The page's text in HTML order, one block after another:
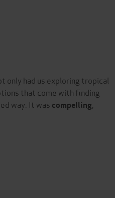
had us exploring tropical
that come with finding
way. It was compelling